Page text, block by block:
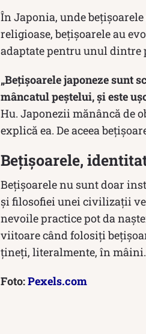
În Japonia, unde
religioase, bețișoarele au
adaptate pentru unul dintre
„Bețișoarele japoneze sunt
mâncatul peștelui, și este
Hu. Japonezii mănâncă de
explică ea. De aceea
Bețișoarele,
Bețișoarele nu sunt doar
și filosofiei unei civilizații
nevoile practice pot da
viitoare când folosiți
țineți, literalmente, în mâini.
Foto:Pexels.com